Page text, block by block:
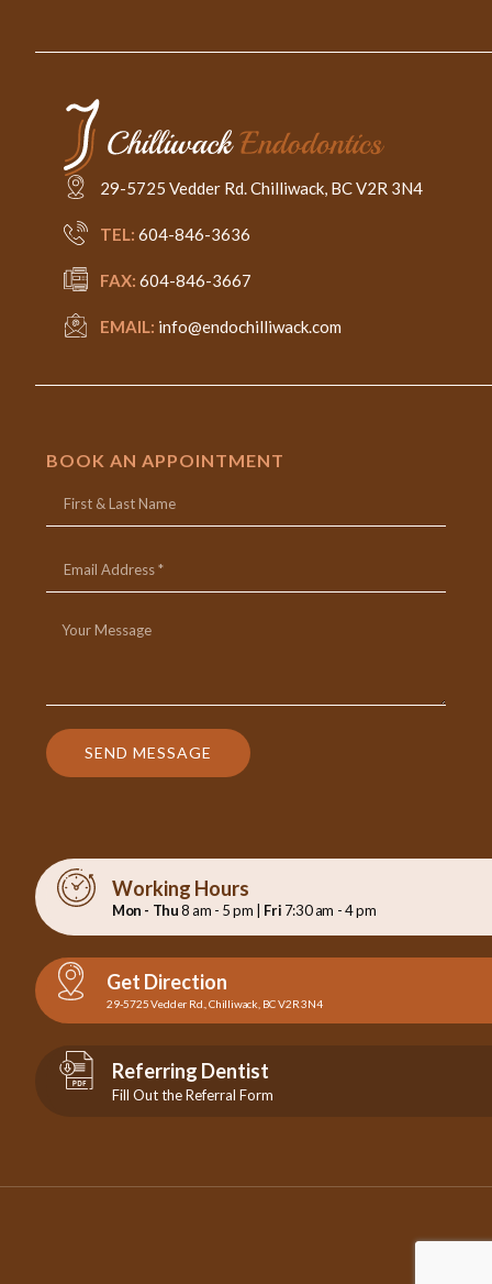
29-5725 Vedder Rd. Chilliwack, BC V2R 3N4
TEL: 604-846-3636
FAX: 604-846-3667
EMAIL: info@endochilliwack.com
BOOK AN APPOINTMENT
SEND MESSAGE
Working Hours
Mon - Thu8 am - 5 pm | Fri 7:30 am - 4 pm
Get Direction
29-5725 Vedder Rd., Chilliwack, BC V2R 3N4
Referring Dentist
Fill Out the Referral Form